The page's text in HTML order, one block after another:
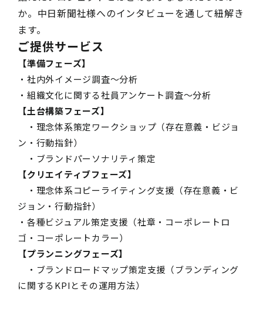
か。中日新聞社様へのインタビューを通して紐解き
ます。
ご提供サービス
【準備フェーズ】
・社内外イメージ調査～分析
・組織文化に関する社員アンケート調査～分析
【土台構築フェーズ】
・理念体系策定ワークショップ（存在意義・ビジョ
ン・行動指針）
・ブランドパーソナリティ策定
【クリエイティブフェーズ】
・理念体系コピーライティング支援（存在意義・ビ
ジョン・行動指針）
・各種ビジュアル策定支援（社章・コーポレートロ
ゴ・コーポレートカラー）
【プランニングフェーズ】
・ブランドロードマップ策定支援（ブランディング
に関するKPIとその運用方法）